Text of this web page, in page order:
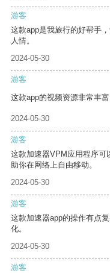
游客
这款app是我旅行的好帮手
人情。
2024-05-30
游客
这款app的视频资源非常丰
2024-05-30
游客
这款加速器VPM应用程序可
助你在网络上自由移动。
2024-05-30
游客
这款加速器app的操作有点
化。
2024-05-30
游客